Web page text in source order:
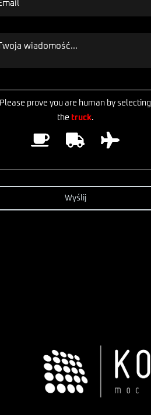
Please prove you are human by selecting
the truck.